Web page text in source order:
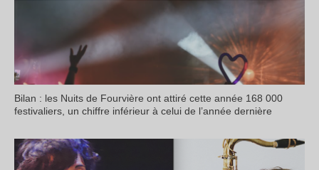
Bilan : les Nuits de Fourvière ont attiré cette année 168 000
festivaliers, un chiffre inférieur à celui de l’année dernière